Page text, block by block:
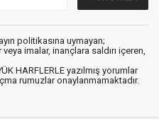
politikasına uymayan;
imalar, inançlara saldırı içeren,
HARFLERLE yazılmış yorumlar
rumuzlar onaylanmamaktadır.